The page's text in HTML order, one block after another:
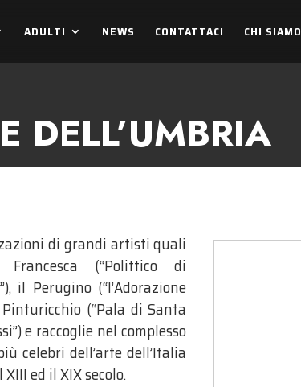
ADULTI NEWS CONTATTACI CHI SIAMO
DELL’UMBRIA
di grandi artisti quali
(“Polittico di
il Perugino (“l’Adorazione
(“Pala di Santa
e raccoglie nel complesso
celebri dell’arte dell’Italia
ed il XIX secolo.